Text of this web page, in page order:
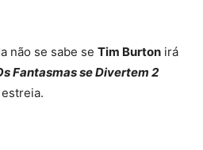
não se sabe se Tim Burton irá
Fantasmas se Divertem 2